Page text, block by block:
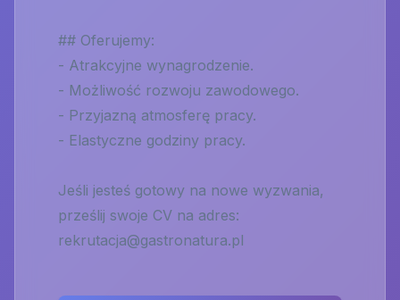
## Oferujemy:
- Atrakcyjne wynagrodzenie.
- Możliwość rozwoju zawodowego.
- Przyjazną atmosferę pracy.
- Elastyczne godziny pracy.
Jeśli jesteś gotowy na nowe wyzwania,
prześlij swoje CV na adres:
rekrutacja@gastronatura.pl